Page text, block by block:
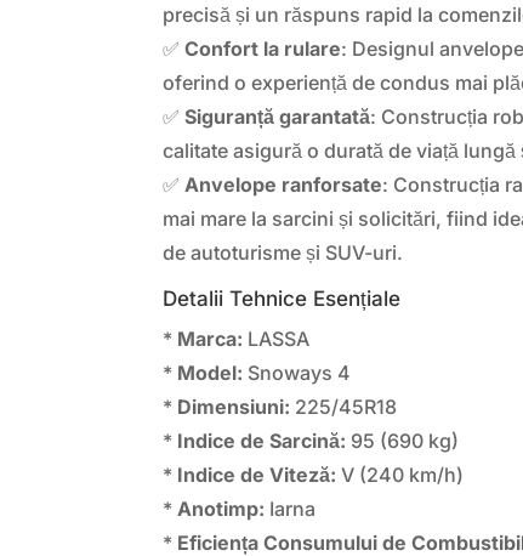
precisă și un răspuns rapid la
✅Confort la rulare: Designul
oferind o experiență de condus mai
✅Siguranță garantată: Construcția
calitate asigură o durată de viață
✅ Anvelope ranforsate: Construcția
mai mare la sarcini și solicitări, fiind
de autoturisme și SUV-uri.
Detalii Tehnice Esențiale
* Marca: LASSA
* Model: Snoways 4
* Dimensiuni: 225/45R18
* Indice de Sarcină: 95 (690 kg)
* Indice de Viteză: V (240 km/h)
* Anotimp: Iarna
* Eficiența Consumului de